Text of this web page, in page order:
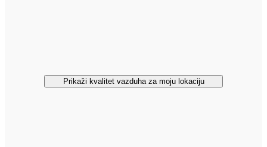
Prikaži kvalitet vazduha za moju lokaciju